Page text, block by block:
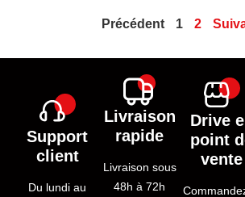
Précédent 1 2
Support
client
Du lundi au
Livraison
rapide
Livraison sous
48h à 72h
Drive
point
vente